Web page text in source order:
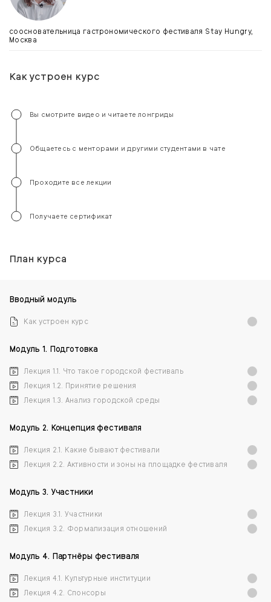
соосновательница гастрономического фестиваля Stay Hungry,
Москва
Как устроен курс
Вы смотрите видео и читаете лонгриды
Общаетесь с менторами и другими студентами в чате
Проходите все лекции
Получаете сертификат
План курса
Вводный модуль
Как устроен курс
Модуль 1. Подготовка
Лекция 1.1. Что такое городской фестиваль
Лекция 1.2. Принятие решения
Лекция 1.3. Анализ городской среды
Модуль 2. Концепция фестиваля
Лекция 2.1. Какие бывают фестивали
Лекция 2.2. Активности и зоны на площадке фестиваля
Модуль 3. Участники
Лекция 3.1. Участники
Лекция 3.2. Формализация отношений
Модуль 4. Партнёры фестиваля
Лекция 4.1. Культурные институции
Лекция 4.2. Спонсоры